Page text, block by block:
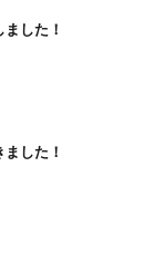
した！
した！